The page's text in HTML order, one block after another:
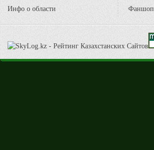
Инфо о области
Фаншоп